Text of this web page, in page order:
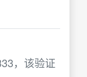
，该验证